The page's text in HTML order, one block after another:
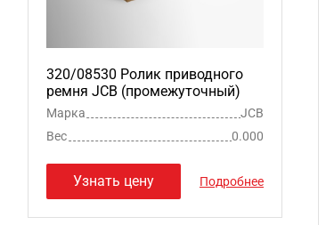
320/08530 Ролик приводного
ремня JCB (промежуточный)
Марка
JCB
Вес
0.000
Узнать цену Подробнее